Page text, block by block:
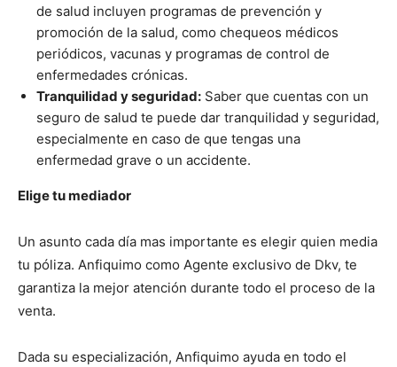
de salud incluyen programas de prevención y
promoción de la salud, como chequeos médicos
periódicos, vacunas y programas de control de
enfermedades crónicas.
Tranquilidad y seguridad: Saber que cuentas con un
seguro de salud te puede dar tranquilidad y seguridad,
especialmente en caso de que tengas una
enfermedad grave o un accidente.
Elige tu mediador
Un asunto cada día mas importante es elegir quien media
tu póliza. Anfiquimo como Agente exclusivo de Dkv, te
garantiza la mejor atención durante todo el proceso de la
venta.
Dada su especialización, Anfiquimo ayuda en todo el